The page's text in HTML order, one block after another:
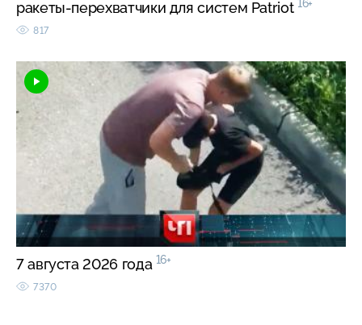
ракеты-перехватчики для систем Patriot 16+
817
7 августа 2026 года 16+
7370